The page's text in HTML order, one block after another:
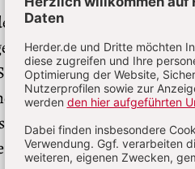
Unsicherheit zu mehr
und vermutlich ist
ist dem
oder sie zu erwarten,
nach Sicherheit zu
äußerer